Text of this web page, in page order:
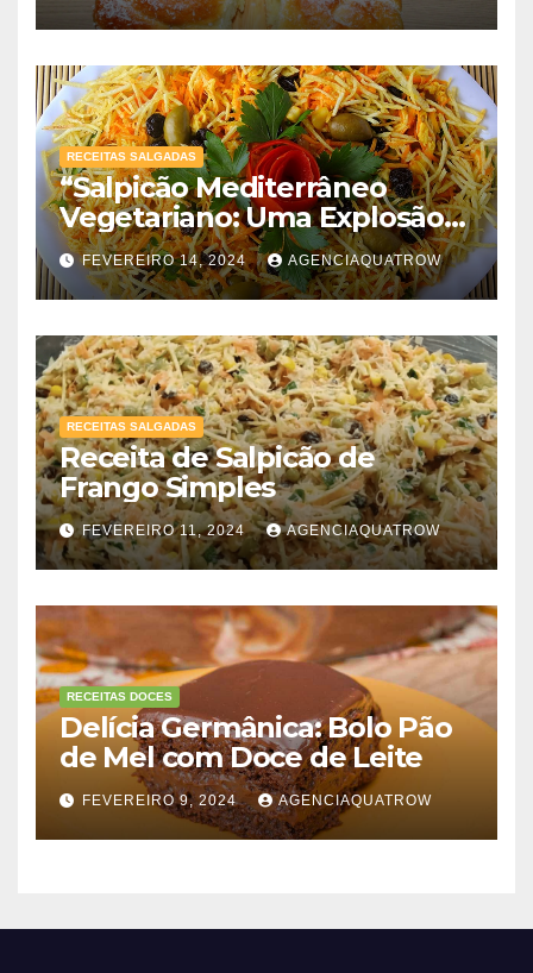
RECEITAS SALGADAS
“Salpicão Mediterrâneo
Vegetariano: Uma Explosão
de Sabores!”
FEVEREIRO 14, 2024 AGENCIAQUATROW
RECEITAS SALGADAS
Receita de Salpicão de
Frango Simples
FEVEREIRO 11, 2024 AGENCIAQUATROW
RECEITAS DOCES
Delícia Germânica: Bolo Pão
de Mel com Doce de Leite
FEVEREIRO 9, 2024 AGENCIAQUATROW